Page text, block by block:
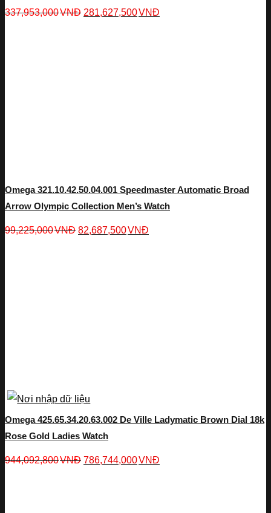
337,953,000VNĐ 281,627,500VNĐ
Omega 321.10.42.50.04.001 Speedmaster Automatic Broad
Arrow Olympic Collection Men’s Watch
99,225,000VNĐ 82,687,500VNĐ
Omega 425.65.34.20.63.002 De Ville Ladymatic Brown Dial 18k
Rose Gold Ladies Watch
944,092,800VNĐ 786,744,000VNĐ